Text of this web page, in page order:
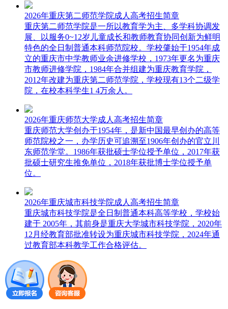
2026年重庆第二师范学院成人高考招生简章
重庆第二师范学院是一所以教育学为主、多学科协调发
展、以服务0~12岁儿童成长和教师教育协同创新为鲜明
特色的全日制普通本科师范院校。学校肇始于1954年成
立的重庆市中学教师业余进修学校，1973年更名为重庆
市教师进修学院，1984年合并组建为重庆教育学院，
2012年改建为重庆第二师范学院，学校现有13个二级学
院，在校本科学生1 4万余人。
2026年重庆师范大学成人高考招生简章
重庆师范大学创办于1954年，是新中国最早创办的高等
师范院校之一，办学历史可追溯至1906年创办的官立川
东师范学堂。1986年获批硕士学位授予单位，2017年获
批硕士研究生推免单位，2018年获批博士学位授予单
位。
2026年重庆城市科技学院成人高考招生简章
重庆城市科技学院是全日制普通本科高等学校，学校始
建于 2005年，其前身是重庆大学城市科技学院，2020年
12月经教育部批准转设为重庆城市科技学院，2024年通
过教育部本科教学工作合格评估。